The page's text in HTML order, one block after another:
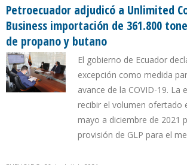
Petroecuador adjudicó a Unlimited
Business importación de 361.800
de propano y butano
El gobierno de Ecuador
excepción como medida
avance de la COVID-19. La
recibir el volumen ofertado
mayo a diciembre de 2021
provisión de GLP para el